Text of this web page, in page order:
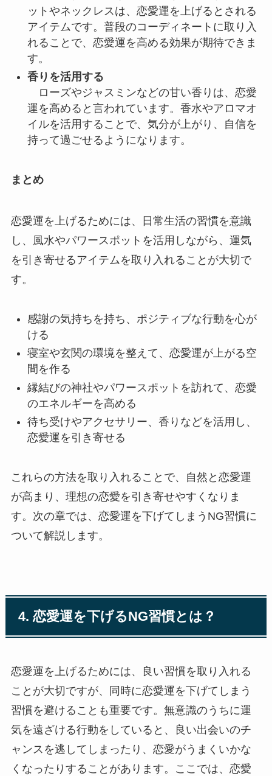
ットやネックレスは、恋愛運を上げるとされる
アイテムです。普段のコーディネートに取り入
れることで、恋愛運を高める効果が期待できま
す。
香りを活用する
ローズやジャスミンなどの甘い香りは、恋愛
運を高めると言われています。香水やアロマオ
イルを活用することで、気分が上がり、自信を
持って過ごせるようになります。
まとめ
恋愛運を上げるためには、日常生活の習慣を意識
し、風水やパワースポットを活用しながら、運気
を引き寄せるアイテムを取り入れることが大切で
す。
感謝の気持ちを持ち、ポジティブな行動を心が
ける
寝室や玄関の環境を整えて、恋愛運が上がる空
間を作る
縁結びの神社やパワースポットを訪れて、恋愛
のエネルギーを高める
待ち受けやアクセサリー、香りなどを活用し、
恋愛運を引き寄せる
これらの方法を取り入れることで、自然と恋愛運
が高まり、理想の恋愛を引き寄せやすくなりま
す。次の章では、恋愛運を下げてしまうNG習慣に
ついて解説します。
4. 恋愛運を下げるNG習慣とは？
恋愛運を上げるためには、良い習慣を取り入れる
ことが大切ですが、同時に恋愛運を下げてしまう
習慣を避けることも重要です。無意識のうちに運
気を遠ざける行動をしていると、良い出会いのチ
ャンスを逃してしまったり、恋愛がうまくいかな
くなったりすることがあります。ここでは、恋愛